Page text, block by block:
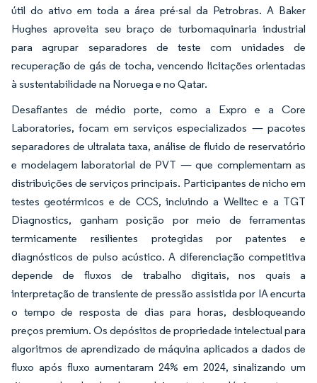
útil do ativo em toda a área pré-sal da Petrobras. A Baker
Hughes aproveita seu braço de turbomaquinaria industrial
para agrupar separadores de teste com unidades de
recuperação de gás de tocha, vencendo licitações orientadas
à sustentabilidade na Noruega e no Qatar.
Desafiantes de médio porte, como a Expro e a Core
Laboratories, focam em serviços especializados — pacotes
separadores de ultralata taxa, análise de fluido de reservatório
e modelagem laboratorial de PVT — que complementam as
distribuições de serviços principais. Participantes de nicho em
testes geotérmicos e de CCS, incluindo a Welltec e a TGT
Diagnostics, ganham posição por meio de ferramentas
termicamente resilientes protegidas por patentes e
diagnósticos de pulso acústico. A diferenciação competitiva
depende de fluxos de trabalho digitais, nos quais a
interpretação de transiente de pressão assistida por IA encurta
o tempo de resposta de dias para horas, desbloqueando
preços premium. Os depósitos de propriedade intelectual para
algoritmos de aprendizado de máquina aplicados a dados de
fluxo após fluxo aumentaram 24% em 2024, sinalizando um